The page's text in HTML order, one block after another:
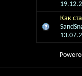
Как